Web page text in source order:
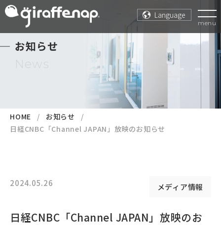
Language
menu
お知らせ
News
HOME
お知らせ
日経CNBC「Channel JAPAN」放映のお知らせ
2024.05.26 メディア情報
日経CNBC「Channel JAPAN」放映のお